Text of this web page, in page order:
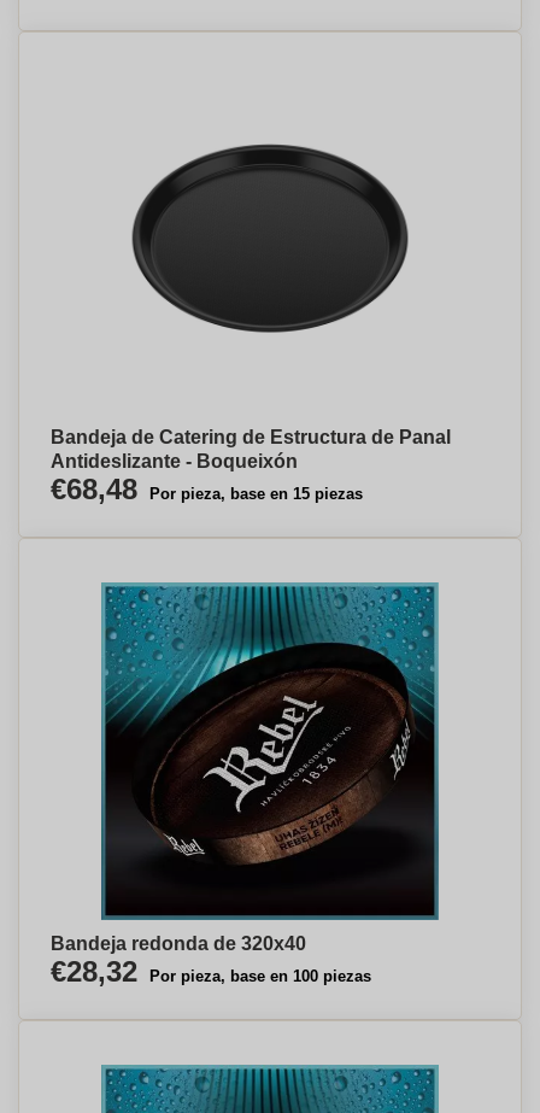
Bandeja de Catering de Estructura de Panal
Antideslizante - Boqueixón
€68,48 Por pieza, base en 15 piezas
Bandeja redonda de 320x40
€28,32 Por pieza, base en 100 piezas